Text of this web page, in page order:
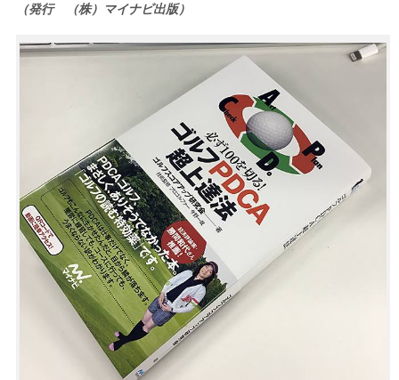
（発行 （株）マイナビ出版）